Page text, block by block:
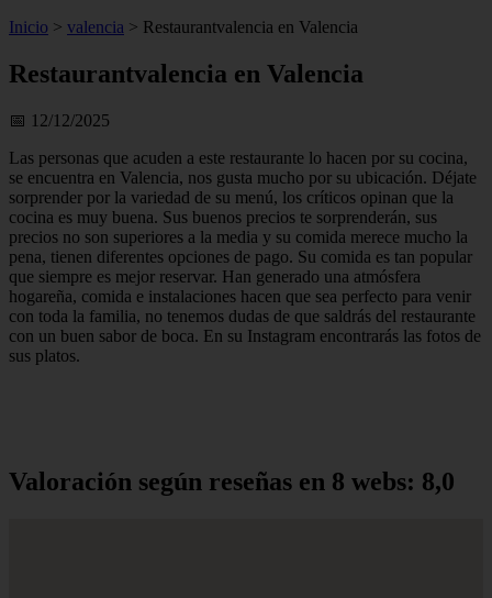
Inicio > valencia > Restaurantvalencia en Valencia
Restaurantvalencia en Valencia
📅 12/12/2025
Las personas que acuden a este restaurante lo hacen por su cocina,
se encuentra en Valencia, nos gusta mucho por su ubicación. Déjate
sorprender por la variedad de su menú, los críticos opinan que la
cocina es muy buena. Sus buenos precios te sorprenderán, sus
precios no son superiores a la media y su comida merece mucho la
pena, tienen diferentes opciones de pago. Su comida es tan popular
que siempre es mejor reservar. Han generado una atmósfera
hogareña, comida e instalaciones hacen que sea perfecto para venir
con toda la familia, no tenemos dudas de que saldrás del restaurante
con un buen sabor de boca. En su Instagram encontrarás las fotos de
sus platos.
Valoración según reseñas en 8 webs: 8,0